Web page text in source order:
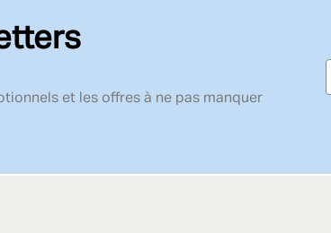
et les offres à ne pas manquer